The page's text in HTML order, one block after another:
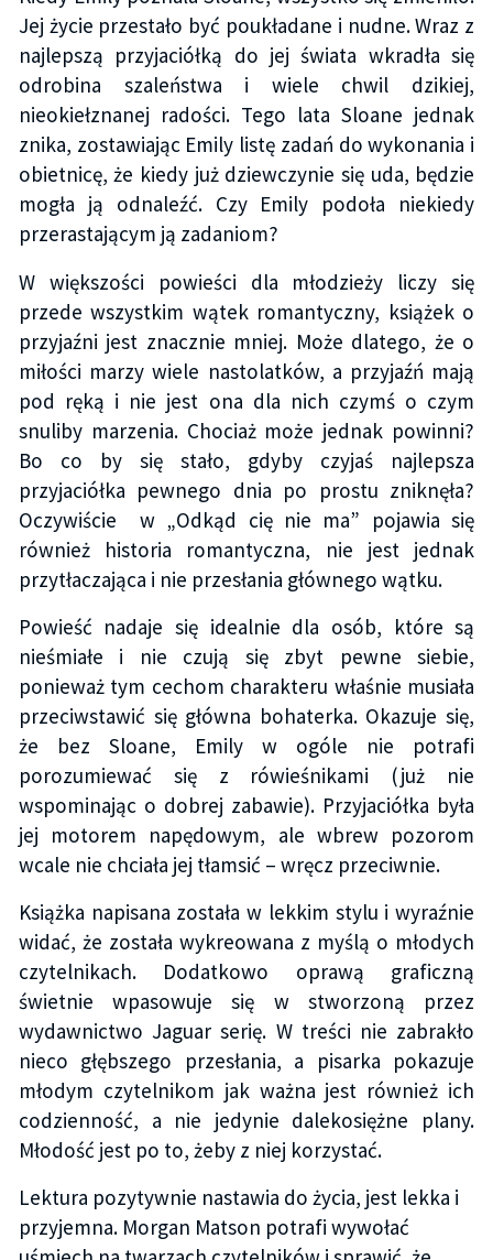
Jej życie przestało być poukładane i nudne. Wraz z
najlepszą przyjaciółką do jej świata wkradła się
odrobina szaleństwa i wiele chwil dzikiej,
nieokiełznanej radości. Tego lata Sloane jednak
znika, zostawiając Emily listę zadań do wykonania i
obietnicę, że kiedy już dziewczynie się uda, będzie
mogła ją odnaleźć. Czy Emily podoła niekiedy
przerastającym ją zadaniom?
W większości powieści dla młodzieży liczy się
przede wszystkim wątek romantyczny, książek o
przyjaźni jest znacznie mniej. Może dlatego, że o
miłości marzy wiele nastolatków, a przyjaźń mają
pod ręką i nie jest ona dla nich czymś o czym
snuliby marzenia. Chociaż może jednak powinni?
Bo co by się stało, gdyby czyjaś najlepsza
przyjaciółka pewnego dnia po prostu zniknęła?
Oczywiście w „Odkąd cię nie ma” pojawia się
również historia romantyczna, nie jest jednak
przytłaczająca i nie przesłania głównego wątku.
Powieść nadaje się idealnie dla osób, które są
nieśmiałe i nie czują się zbyt pewne siebie,
ponieważ tym cechom charakteru właśnie musiała
przeciwstawić się główna bohaterka. Okazuje się,
że bez Sloane, Emily w ogóle nie potrafi
porozumiewać się z rówieśnikami (już nie
wspominając o dobrej zabawie). Przyjaciółka była
jej motorem napędowym, ale wbrew pozorom
wcale nie chciała jej tłamsić – wręcz przeciwnie.
Książka napisana została w lekkim stylu i wyraźnie
widać, że została wykreowana z myślą o młodych
czytelnikach. Dodatkowo oprawą graficzną
świetnie wpasowuje się w stworzoną przez
wydawnictwo Jaguar serię. W treści nie zabrakło
nieco głębszego przesłania, a pisarka pokazuje
młodym czytelnikom jak ważna jest również ich
codzienność, a nie jedynie dalekosiężne plany.
Młodość jest po to, żeby z niej korzystać.
Lektura pozytywnie nastawia do życia, jest lekka i
przyjemna. Morgan Matson potrafi wywołać